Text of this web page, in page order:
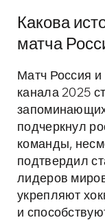
Какова
матча
Матч Россия
канала 2025
подчеркнул
команды,
подтвердил
лидеров
укрепляют
и